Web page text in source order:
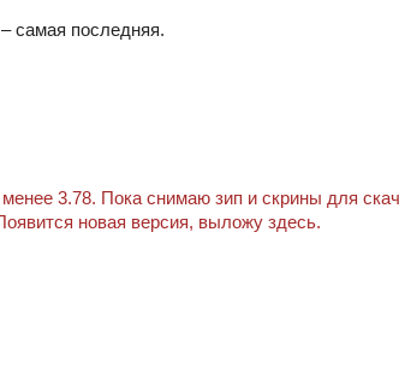
самая последняя.
3.78. Пока снимаю зип и скрины для
новая версия, выложу здесь.